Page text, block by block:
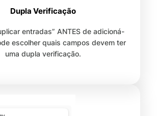
Dupla Verificação
entradas” ANTES de adicioná-
escolher quais campos devem ter
uma dupla verificação.